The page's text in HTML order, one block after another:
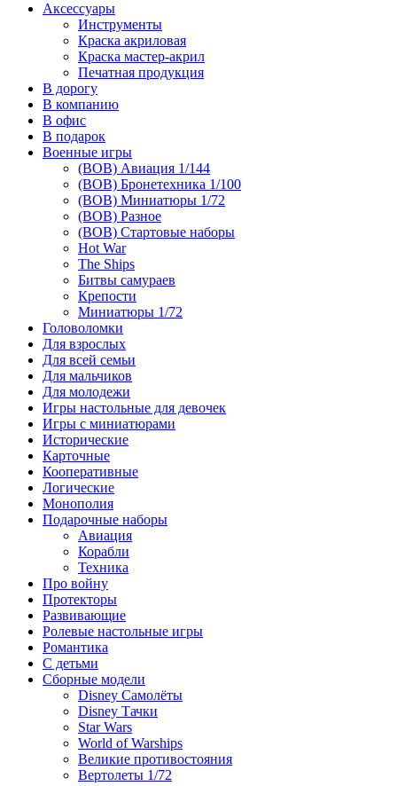
Аксессуары
Инструменты
Краска акриловая
Краска мастер-акрил
Печатная продукция
В дорогу
В компанию
В офис
В подарок
Военные игры
(ВОВ) Авиация 1/144
(ВОВ) Бронетехника 1/100
(ВОВ) Миниатюры 1/72
(ВОВ) Разное
(ВОВ) Стартовые наборы
Hot War
The Ships
Битвы самураев
Крепости
Миниатюры 1/72
Головоломки
Для взрослых
Для всей семьи
Для мальчиков
Для молодежи
Игры настольные для девочек
Игры с миниатюрами
Исторические
Карточные
Кооперативные
Логические
Монополия
Подарочные наборы
Авиация
Корабли
Техника
Про войну
Протекторы
Развивающие
Ролевые настольные игры
Романтика
С детьми
Сборные модели
Disney Самолёты
Disney Тачки
Star Wars
World of Warships
Великие противостояния
Вертолеты 1/72